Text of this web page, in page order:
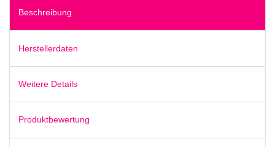
Beschreibung
Herstellerdaten
Weitere Details
Produktbewertung